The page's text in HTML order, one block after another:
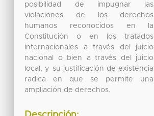
posibilidad de impugnar las
violaciones de los derechos
humanos reconocidos en la
Constitución o en los tratados
internacionales a través del juicio
nacional o bien a través del juicio
local, y su justificación de existencia
radica en que se permite una
ampliación de derechos.